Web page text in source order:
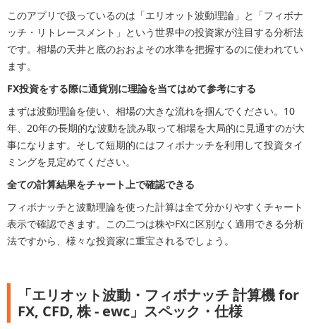
このアプリで扱っているのは「エリオット波動理論」と「フィボナ
ッチ・リトレースメント」という世界中の投資家が注目する分析法
です。相場の天井と底のおおよその水準を把握するのに使われてい
ます。
FX投資をする際に通貨別に理論を当てはめて参考にする
まずは波動理論を使い、相場の大きな流れを掴んでください。10
年、20年の長期的な波動を読み取って相場を大局的に見通すのが大
事になります。そして短期的にはフィボナッチを利用して投資タイ
ミングを見定めてください。
全ての計算結果をチャート上で確認できる
フィボナッチと波動理論を使った計算は全て分かりやすくチャート
表示で確認できます。この二つは株やFXに区別なく適用できる分析
法ですから、様々な投資家に重宝されるでしょう。
「エリオット波動・フィボナッチ 計算機 for
FX, CFD, 株 - ewc」スペック・仕様